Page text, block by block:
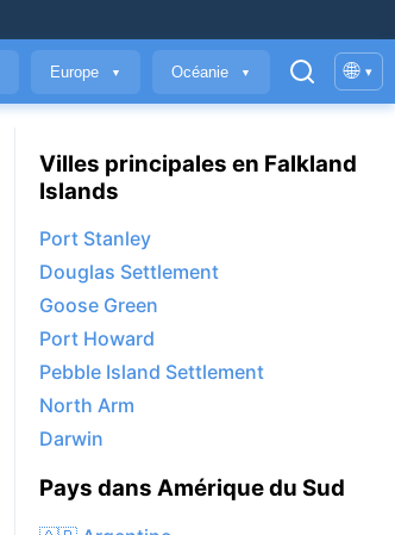
Europe ▼ Océanie ▼ 🌐 ▾
Villes principales en Falkland
Islands
Port Stanley
Douglas Settlement
Goose Green
Port Howard
Pebble Island Settlement
North Arm
Darwin
Pays dans Amérique du Sud